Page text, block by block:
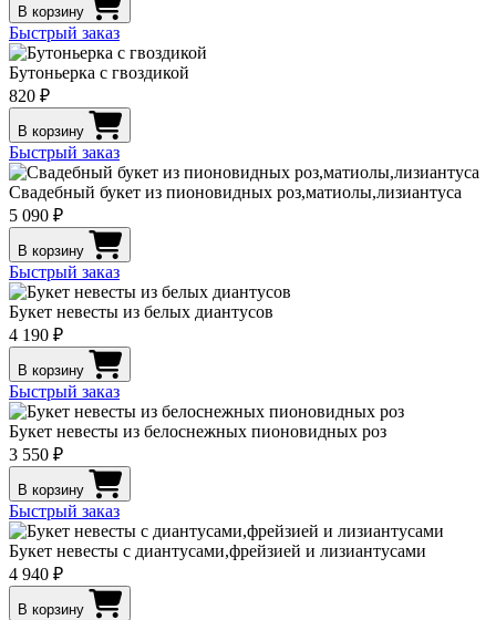
В корзину
Быстрый заказ
Бутоньерка с гвоздикой
820 ₽
В корзину
Быстрый заказ
Свадебный букет из пионовидных роз,матиолы,лизиантуса
5 090 ₽
В корзину
Быстрый заказ
Букет невесты из белых диантусов
4 190 ₽
В корзину
Быстрый заказ
Букет невесты из белоснежных пионовидных роз
3 550 ₽
В корзину
Быстрый заказ
Букет невесты с диантусами,фрейзией и лизиантусами
4 940 ₽
В корзину